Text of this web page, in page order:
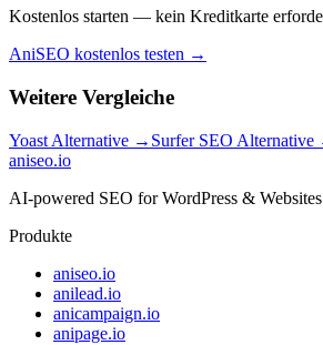
Kostenlos starten — kein Kreditkarte
AniSEO kostenlos testen →
Weitere Vergleiche
Yoast Alternative → Surfer SEO Alternative
aniseo.io
AI-powered SEO for WordPress & Websites
Produkte
aniseo.io
anilead.io
anicampaign.io
anipage.io